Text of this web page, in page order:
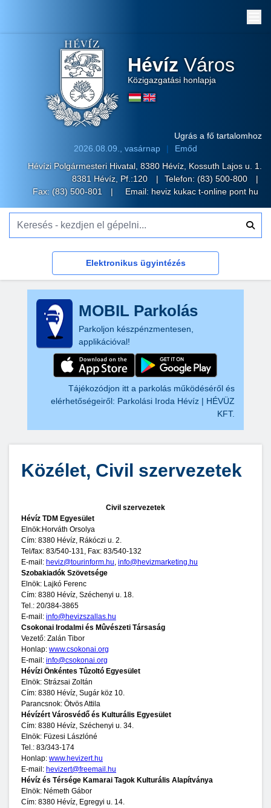
Hévíz Város
Közigazgatási honlapja
Ugrás a fő tartalomhoz
2026.08.09., vasárnap
Emőd
Hévízi Polgármesteri Hivatal, 8380 Hévíz, Kossuth Lajos u. 1.
8381 Hévíz, Pf.:120
Telefon: (83) 500-800
Fax: (83) 500-801
Email: heviz kukac t-online pont hu
Elektronikus ügyintézés
MOBIL Parkolás
Parkoljon készpénzmentesen,
applikációval!
Tájékozódjon itt a parkolás működéséről és
elérhetőségeiről: Parkolási Iroda Hévíz | HÉVÜZ
KFT.
Közélet, Civil szervezetek
Civil szervezetek
Hévíz TDM Egyesület
Elnök:Horváth Orsolya
Cím: 8380 Hévíz, Rákóczi u. 2.
Tel/fax: 83/540-131, Fax: 83/540-132
E-mail: heviz@tourinform.hu, info@hevizmarketing.hu
Szobakiadók Szövetsége
Elnök: Lajkó Ferenc
Cím: 8380 Hévíz, Széchenyi u. 18.
Tel.: 20/384-3865
E-mail: info@hevizszallas.hu
Csokonai Irodalmi és Mûvészeti Társaság
Vezető: Zalán Tibor
Honlap: www.csokonai.org
E-mail: info@csokonai.org
Hévízi Önkéntes Tûzoltó Egyesület
Elnök: Strázsai Zoltán
Cím: 8380 Hévíz, Sugár köz 10.
Parancsnok: Ötvös Attila
Hévízért Városvédő és Kulturális Egyesület
Cím: 8380 Hévíz, Széchenyi u. 34.
Elnök: Füzesi Lászlóné
Tel.: 83/343-174
Honlap: www.hevizert.hu
E-mail: hevizert@freemail.hu
Hévíz és Térsége Kamarai Tagok Kulturális Alapítványa
Elnök: Németh Gábor
Cím: 8380 Hévíz, Egregyi u. 14.